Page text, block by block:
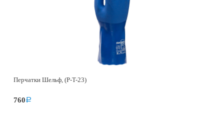
Перчатки Шельф, (P-T-23)
760a